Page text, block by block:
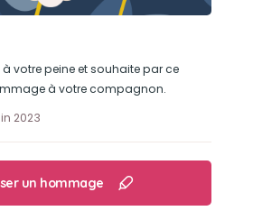
votre peine et souhaite par ce
à votre compagnon.
2023
un hommage